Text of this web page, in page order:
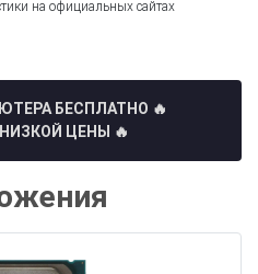
на официальных сайтах
БЕСПЛАТНО 🔥
ЦЕНЫ 🔥